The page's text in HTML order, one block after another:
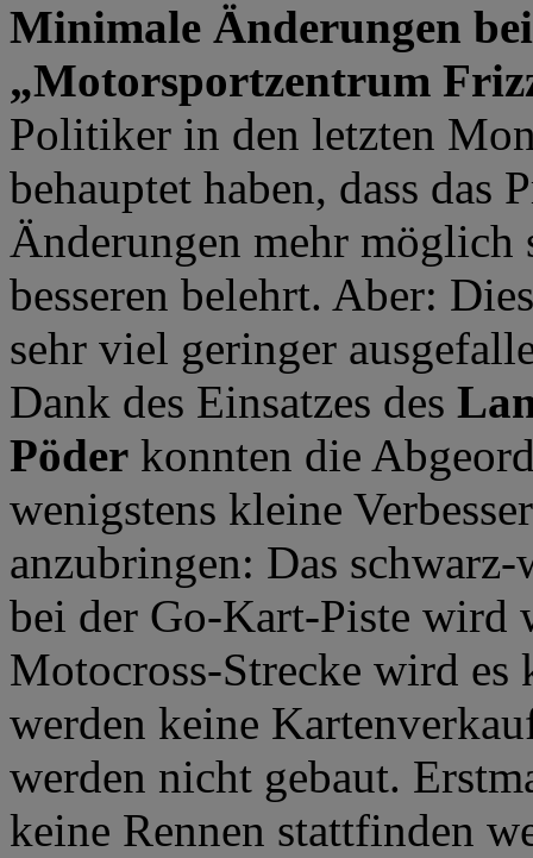
Minimale Änderungen
„Motorsportzentrum
Politiker in den letzten
behauptet haben, dass das
Änderungen mehr möglich
besseren belehrt. Aber:
sehr viel geringer
Dank des Einsatzes des
Pöder konnten die
wenigstens kleine
anzubringen: Das
bei der Go-Kart-Piste wird
Motocross-Strecke wird es
werden keine
werden nicht gebaut.
keine Rennen stattfinden